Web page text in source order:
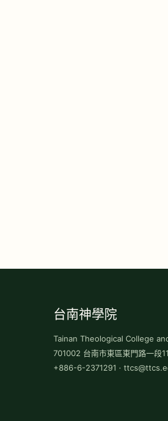
台南神學院
Tainan Theological College
701002 台南市東區東門路一段
+886-6-2371291 ·